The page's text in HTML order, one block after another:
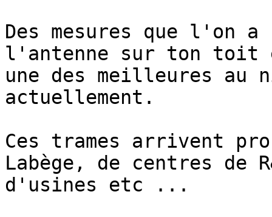
Des mesures que l'on
l'antenne sur ton
une des meilleures au
actuellement.
Ces trames arrivent
Labège, de centres de
d'usines etc ...